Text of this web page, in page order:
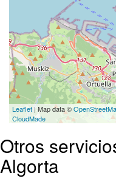
Leaflet | Map data ©
CloudMade
Otros
Algorta